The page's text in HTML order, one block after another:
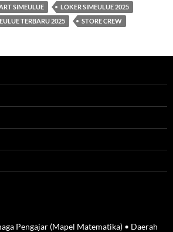
SIMEULUE
LOKER SIMEULUE 2025
TERBARU 2025
STORE CREW
Pengajar (Mapel Matematika) • Daerah